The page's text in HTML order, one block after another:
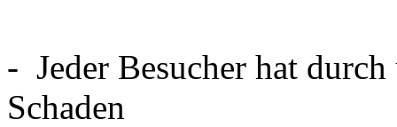
- Jeder Besucher hat
Schaden